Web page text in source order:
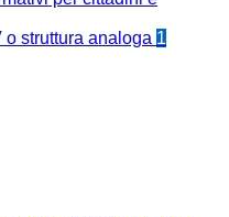
o struttura analoga 1